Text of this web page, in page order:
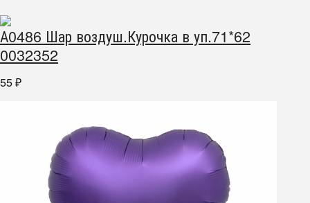
А0486 Шар воздуш.Курочка в уп.71*62
0032352
55 ₽